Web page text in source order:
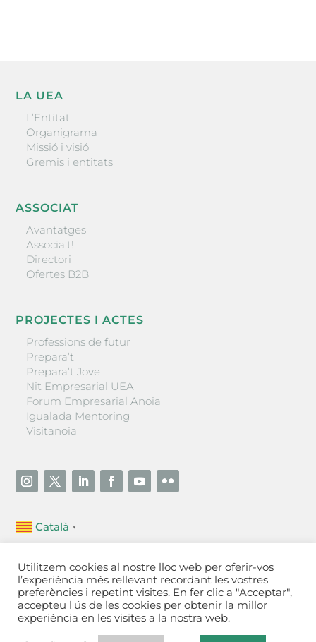
LA UEA
L’Entitat
Organigrama
Missió i visió
Gremis i entitats
ASSOCIAT
Avantatges
Associa’t!
Directori
Ofertes B2B
PROJECTES I ACTES
Professions de futur
Prepara’t
Prepara’t Jove
Nit Empresarial UEA
Forum Empresarial Anoia
Igualada Mentoring
Visitanoia
Català ▼
Unió Empresarial de l’Anoia (UEA)
Ctra. de Manresa, 131, 08700 – Igualada(Barcelona)
Tel 93 805 22 92
Contactar
Utilitzem cookies al nostre lloc web per oferir-vos
l’experiència més rellevant recordant les vostres
preferències i repetint visites. En fer clic a "Acceptar",
accepteu l'ús de les cookies per obtenir la millor
experiència en les visites a la nostra web.